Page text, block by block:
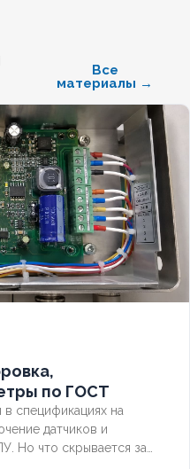
Все
материалы →
по ГОСТ
спецификациях на
датчиков и
Но что скрывается за